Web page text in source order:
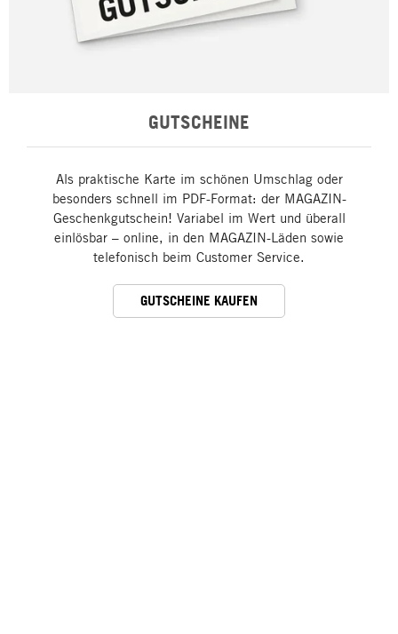
GUTSCHEINE
Als praktische Karte im schönen Umschlag oder
besonders schnell im PDF-Format: der MAGAZIN-
Geschenkgutschein! Variabel im Wert und überall
einlösbar – online, in den MAGAZIN-Läden sowie
telefonisch beim Customer Service.
GUTSCHEINE KAUFEN